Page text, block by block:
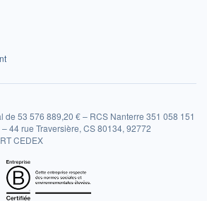
de 53 576 889,20 € – RCS Nanterre 351 058 151
44 rue Traversière, CS 80134, 92772
CEDEX